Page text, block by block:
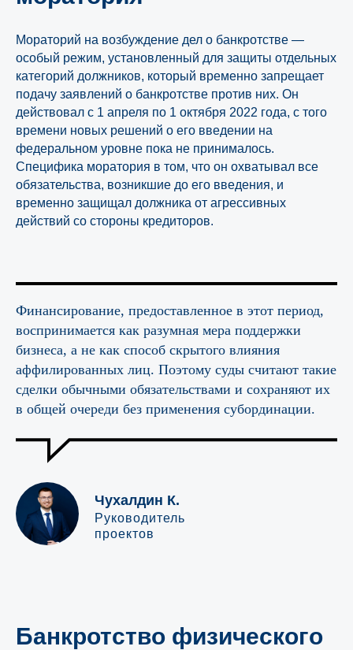
Мораторий на возбуждение дел о банкротстве —
особый режим, установленный для защиты отдельных
категорий должников, который временно запрещает
подачу заявлений о банкротстве против них. Он
действовал с 1 апреля по 1 октября 2022 года, с того
времени новых решений о его введении на
федеральном уровне пока не принималось.
Специфика моратория в том, что он охватывал все
обязательства, возникшие до его введения, и
временно защищал должника от агрессивных
действий со стороны кредиторов.
Финансирование, предоставленное в этот период,
воспринимается как разумная мера поддержки
бизнеса, а не как способ скрытого влияния
аффилированных лиц. Поэтому суды считают такие
сделки обычными обязательствами и сохраняют их
в общей очереди без применения субординации.
Чухалдин К.
Руководитель
проектов
Банкротство физического